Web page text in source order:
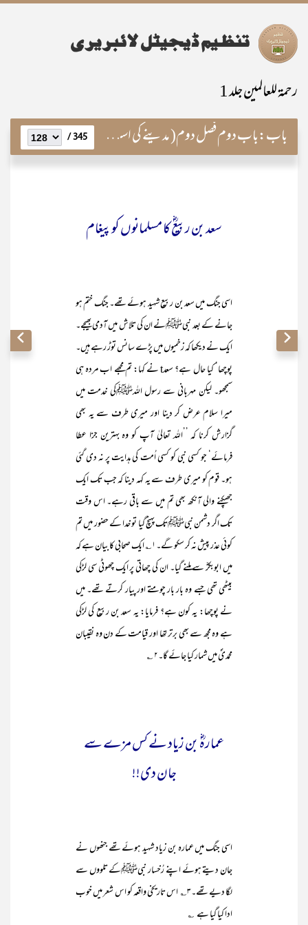
رحمۃ للعالمین جلد 1
باب:باب دوم فصل دوم( مدینے کی اسلامی ریاست) 345 /
سعد بن ربیعؓ کا مسلمانوں کو پیغام
اسی جنگ میں سعد بن ربیع شہید ہوئے تھے۔ جنگ ختم ہو
جانے کے بعد نبیﷺنے ان کی تلاش میں آدمی بھیجے۔
ایک نے دیکھا کہ زخمیوں میں پڑے سانس توڑ رہے ہیں۔
پوچھا‘ کیا حال ہے؟ سعدt نے کہا: تم مجھے اب مردہ ہی
سمجھو۔ لیکن مہربانی سے رسول اللہﷺکی خدمت میں
میرا سلام عرض کر دینا اور میری طرف سے یہ بھی
گزارش کرنا کہ ’’اللہ تعالیٰ آپ کو وہ بہترین جزا عطا
فرمائے‘ جو کسی نبی کو کسی اُمت کی ہدایت پر نہ دی گئی
ہو۔ قوم کو میری طرف سے یہ کہہ دینا کہ جب تک ایک
جھپکنے والی آنکھ بھی تم میں سے باقی رہے۔ اس وقت
تک اگر دشمن نبیﷺتک پہنچ گیا تو خدا کے حضور میں تم
کوئی عذر پیش نہ کر سکو گے۔۱؎ ایک صحابی کا بیان ہے کہ
میں ابوبکرؓ سے ملنے گیا۔ ان کی چھاتی پر ایک چھوٹی سی لڑکی
بیٹھی تھی جسے وہ بار بار چومتے اور پیار کرتے تھے۔ میں
نے پوچھا: یہ کون ہے؟ فرمایا: یہ سعد بن ربیع کی لڑکی
ہے وہ مجھ سے بھی برتر تھا اور قیامت کے دن وہ نقیبان
محمدیؐ میں شمار کیا جائے گا۔۲ ؎
عمارہؓ بن زیاد نے کس مزے سے
جان دی!!
اسی جنگ میں عمارہ بن زیاد شہید ہوئے تھے جنھوں نے
جان دیتے ہوئے اپنے رُخسار نبیﷺکے تلووں سے
لگا دیے تھے۔۳؎ اس تاریخی واقعہ کو اس شعر میں خوب
ادا کیا گیا ہے ؎